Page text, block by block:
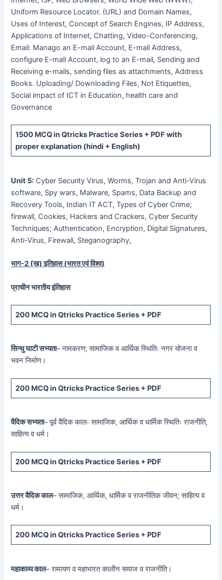
Uniform Resource Locator. (URL) and Domain Names,
Uses of Interest, Concept of Search Engines, IP Address,
Applications of Internet, Chatting, Video-Conferencing,
Email: Manago an E-mail Account, E-mail Address,
configure E-mall Account, log to an E-mail, Sending and
Receiving e-mails, sending files as attachments, Address
Books. Uploading/ Downloading Files, Not Etiquettes,
Social impact of ICT in Education, health care and
Governance
1500 MCQin Qtricks Practice Series + PDF with
proper explanation (hindi + English)
Unit 5: Cyber Security Virus, Worms, Trojan and Anti-Virus
software, Spy wars, Malware, Spams, Data Backup and
Recovery Tools, Indian IT ACT, Types of Cyber Crime;
firewall, Cookies, Hackers and Crackers, Cyber Security
Techniques; Authentication, Encryption, Digital Signatures,
Anti-Virus, Firewall, Steganography,
भाग-2 (ख) इतिहास (भारत एवं विश्व)
प्राचीन भारतीय इंतिहास
200 MCQin Qtricks Practice Series + PDF
सिन्धु घाटी सभ्यता– नामकरण; सामाजिक व आर्थिक स्थितिः नगर योजना व
भवन निर्माण।
200 MCQin Qtricks Practice Series + PDF
वैदिक सभ्यता– पूर्व वैदिक कालः सामाजिक, आर्थिक व धार्मिक स्थितिः राजनीति,
साहित्य व धर्म।
200 MCQin Qtricks Practice Series + PDF
उत्तर वैदिक काल– सामाजिक, आर्थिक, धार्मिक व राजनीतिक जीवन; साहित्य व
धर्म।
200 MCQin Qtricks Practice Series + PDF
महाकाव्य काल– रामायण व महाभारत कालीन समाज व राजनीति।